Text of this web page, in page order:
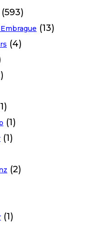
(593)
(13)
(4)
(1)
(1)
(2)
(1)